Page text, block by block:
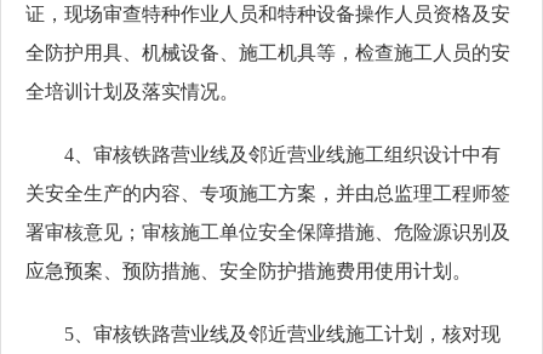
证，现场审查特种作业人员和特种设备操作人员资格及安
全防护用具、机械设备、施工机具等，检查施工人员的安
全培训计划及落实情况。
4、审核铁路营业线及邻近营业线施工组织设计中有
关安全生产的内容、专项施工方案，并由总监理工程师签
署审核意见；审核施工单位安全保障措施、危险源识别及
应急预案、预防措施、安全防护措施费用使用计划。
5、审核铁路营业线及邻近营业线施工计划，核对现